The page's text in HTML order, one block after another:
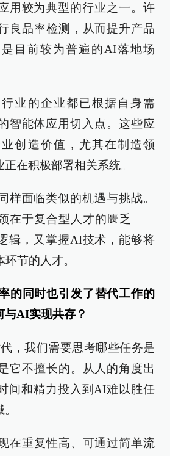
用较为典型的行业之一。许
良品率检测，从而提升产品
目前较为普遍的AI落地场
业的企业都已根据自身需
智能体应用切入点。这些应
创造价值，尤其在制造领
在积极部署相关系统。
样面临类似的机遇与挑战。
在于复合型人才的匮乏——
辑，又掌握AI技术，能够将
节的人才。
的同时也引发了替代工作的
与AI实现共存？
，我们需要思考哪些任务是
它不擅长的。从人的角度出
间和精力投入到AI难以胜任
在重复性高、可通过简单流